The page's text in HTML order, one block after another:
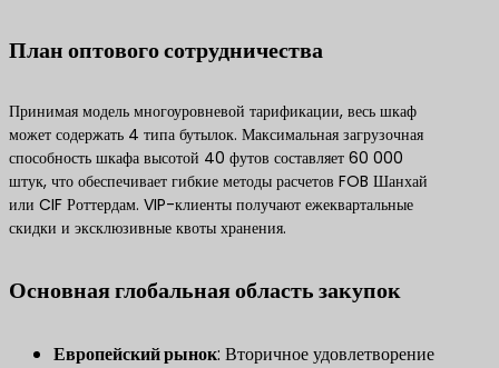
План оптового сотрудничества
Принимая модель многоуровневой тарификации, весь шкаф
может содержать 4 типа бутылок. Максимальная загрузочная
способность шкафа высотой 40 футов составляет 60 000
штук, что обеспечивает гибкие методы расчетов FOB Шанхай
или CIF Роттердам. VIP-клиенты получают ежеквартальные
скидки и эксклюзивные квоты хранения.
Основная глобальная область закупок
​Европейский рынок​​: Вторичное удовлетворение